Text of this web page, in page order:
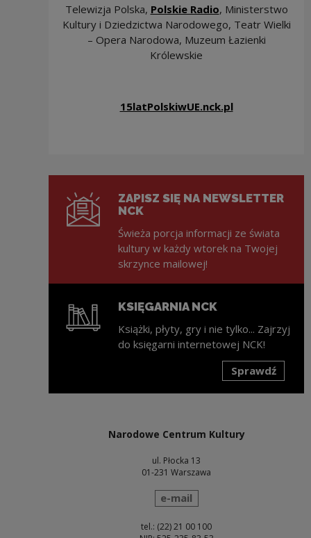
Telewizja Polska, Polskie RadioUwaga, link
, Ministerstwo
Kultury i Dziedzictwa Narodowego, Teatr Wielki
– Opera Narodowa, Muzeum Łazienki
Królewskie
15latPolskiwUE.nck.pl
ZAPISZ SIĘ NA NEWSLETTER
NCK
Świeża porcja informacji ze świata
kultury w każdy wtorek na Twojej
skrzynce mailowej!
KSIĘGARNIA NCK
Książki, płyty, gry i nie tylko... Zajrzyj
do księgarni internetowej NCK!
Sprawdź
Narodowe Centrum Kultury
ul. Płocka 13
01-231 Warszawa
wyślij wiadomość
e-mail
tel.: (22) 21 00 100